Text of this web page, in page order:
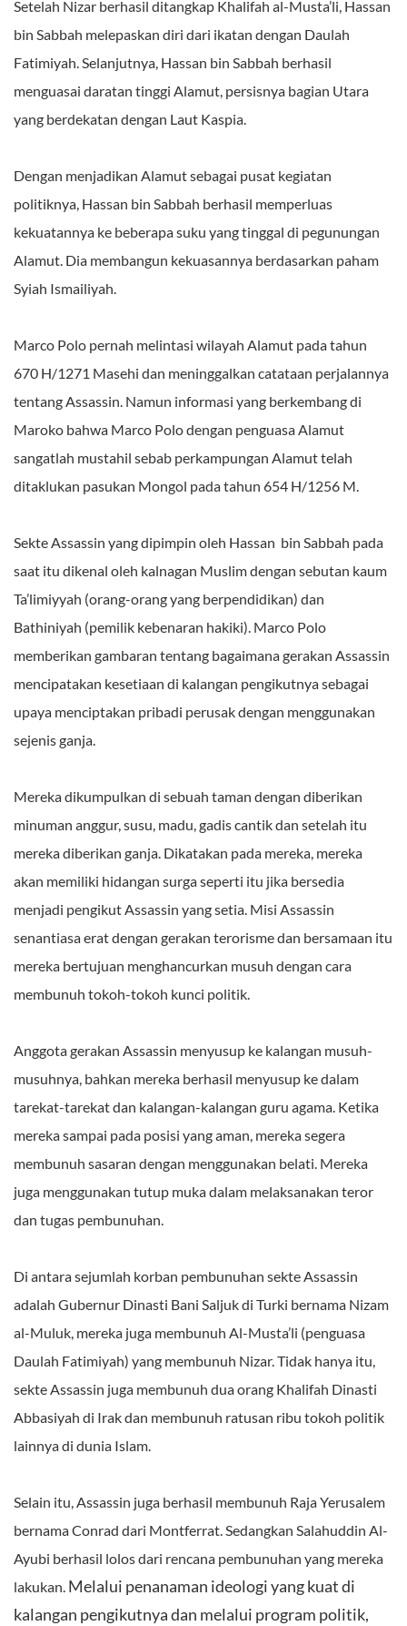
Setelah Nizar berhasil ditangkap Khalifah al-Musta’li, Hassan
bin Sabbah melepaskan diri dari ikatan dengan Daulah
Fatimiyah. Selanjutnya, Hassan bin Sabbah berhasil
menguasai daratan tinggi Alamut, persisnya bagian Utara
yang berdekatan dengan Laut Kaspia.
Dengan menjadikan Alamut sebagai pusat kegiatan
politiknya, Hassan bin Sabbah berhasil memperluas
kekuatannya ke beberapa suku yang tinggal di pegunungan
Alamut. Dia membangun kekuasannya berdasarkan paham
Syiah Ismailiyah.
Marco Polo pernah melintasi wilayah Alamut pada tahun
670 H/1271 Masehi dan meninggalkan catataan perjalannya
tentang Assassin. Namun informasi yang berkembang di
Maroko bahwa Marco Polo dengan penguasa Alamut
sangatlah mustahil sebab perkampungan Alamut telah
ditaklukan pasukan Mongol pada tahun 654 H/1256 M.
Sekte Assassin yang dipimpin oleh Hassan bin Sabbah pada
saat itu dikenal oleh kalnagan Muslim dengan sebutan kaum
Ta’limiyyah (orang-orang yang berpendidikan) dan
Bathiniyah (pemilik kebenaran hakiki). Marco Polo
memberikan gambaran tentang bagaimana gerakan Assassin
mencipatakan kesetiaan di kalangan pengikutnya sebagai
upaya menciptakan pribadi perusak dengan menggunakan
sejenis ganja.
Mereka dikumpulkan di sebuah taman dengan diberikan
minuman anggur, susu, madu, gadis cantik dan setelah itu
mereka diberikan ganja. Dikatakan pada mereka, mereka
akan memiliki hidangan surga seperti itu jika bersedia
menjadi pengikut Assassin yang setia. Misi Assassin
senantiasa erat dengan gerakan terorisme dan bersamaan itu
mereka bertujuan menghancurkan musuh dengan cara
membunuh tokoh-tokoh kunci politik.
Anggota gerakan Assassin menyusup ke kalangan musuh-
musuhnya, bahkan mereka berhasil menyusup ke dalam
tarekat-tarekat dan kalangan-kalangan guru agama. Ketika
mereka sampai pada posisi yang aman, mereka segera
membunuh sasaran dengan menggunakan belati. Mereka
juga menggunakan tutup muka dalam melaksanakan teror
dan tugas pembunuhan.
Di antara sejumlah korban pembunuhan sekte Assassin
adalah Gubernur Dinasti Bani Saljuk di Turki bernama Nizam
al-Muluk, mereka juga membunuh Al-Musta’li (penguasa
Daulah Fatimiyah) yang membunuh Nizar. Tidak hanya itu,
sekte Assassin juga membunuh dua orang Khalifah Dinasti
Abbasiyah di Irak dan membunuh ratusan ribu tokoh politik
lainnya di dunia Islam.
Selain itu, Assassin juga berhasil membunuh Raja Yerusalem
bernama Conrad dari Montferrat. Sedangkan Salahuddin Al-
Ayubi berhasil lolos dari rencana pembunuhan yang mereka
lakukan. Melalui penanaman ideologi yang kuat di
kalangan pengikutnya dan melalui program politik,